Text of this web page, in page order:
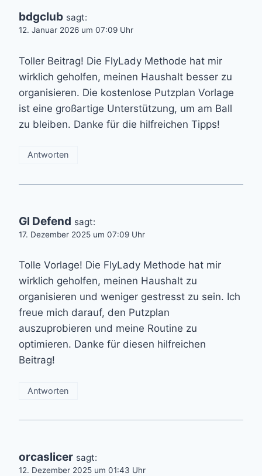
bdgclub sagt:
12. Januar 2026 um 07:09 Uhr
Toller Beitrag! Die FlyLady Methode hat mir
wirklich geholfen, meinen Haushalt besser zu
organisieren. Die kostenlose Putzplan Vorlage
ist eine großartige Unterstützung, um am Ball
zu bleiben. Danke für die hilfreichen Tipps!
Antworten
Gl Defend sagt:
17. Dezember 2025 um 07:09 Uhr
Tolle Vorlage! Die FlyLady Methode hat mir
wirklich geholfen, meinen Haushalt zu
organisieren und weniger gestresst zu sein. Ich
freue mich darauf, den Putzplan
auszuprobieren und meine Routine zu
optimieren. Danke für diesen hilfreichen
Beitrag!
Antworten
orcaslicer sagt:
12. Dezember 2025 um 01:43 Uhr